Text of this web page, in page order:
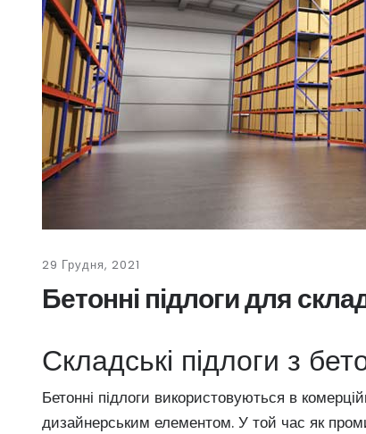
29 Грудня, 2021
Бетонні підлоги для
Складські підлоги з
Бетонні підлоги використовуються в
дизайнерським елементом. У той час як